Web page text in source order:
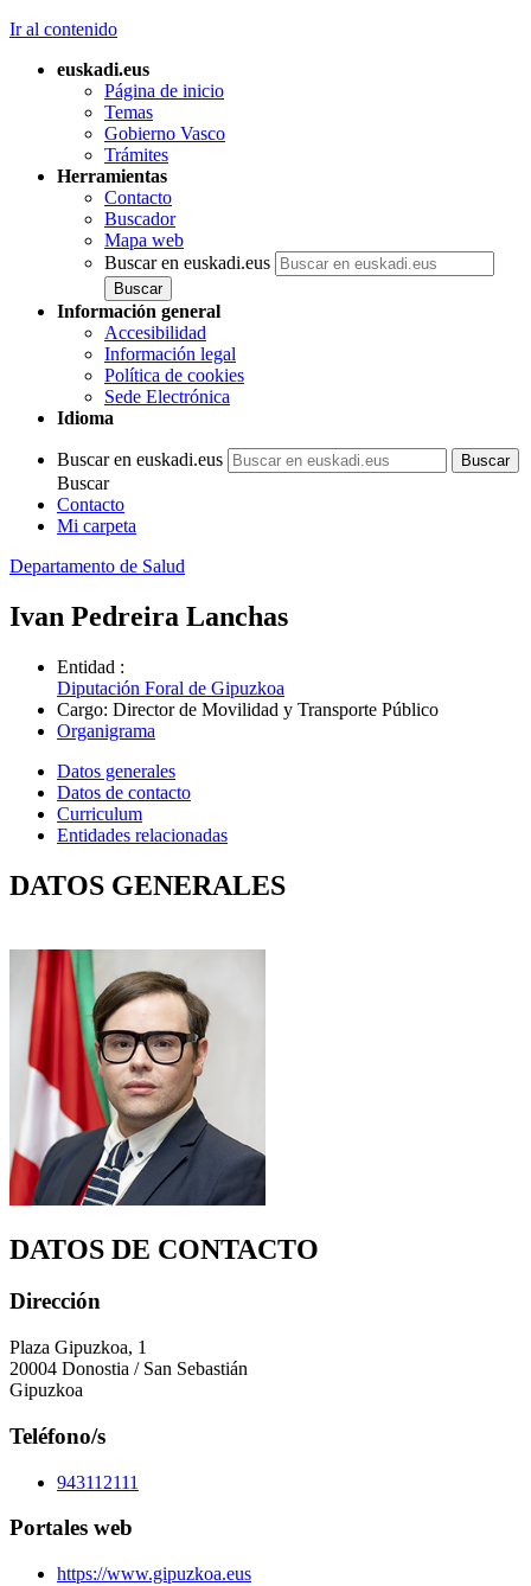
Ir al contenido
euskadi.eus
Página de inicio
Temas
Gobierno Vasco
Trámites
Herramientas
Contacto
Buscador
Mapa web
Buscar en euskadi.eus
Información general
Accesibilidad
Información legal
Política de cookies
Sede Electrónica
Idioma
Buscar en euskadi.eus
Buscar
Contacto
Mi carpeta
Departamento de Salud
Ivan Pedreira Lanchas
Entidad :
Diputación Foral de Gipuzkoa
Cargo: Director de Movilidad y Transporte Público
Organigrama
Datos generales
Datos de contacto
Curriculum
Entidades relacionadas
DATOS GENERALES
DATOS DE CONTACTO
Dirección
Plaza Gipuzkoa, 1
20004 Donostia / San Sebastián
Gipuzkoa
Teléfono/s
943112111
Portales web
https://www.gipuzkoa.eus